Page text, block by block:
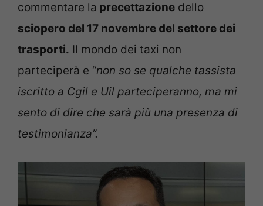
commentare la precettazione dello
sciopero del 17 novembre del settore dei
trasporti. Il mondo dei taxi non
parteciperà e “non so se qualche tassista
iscritto a Cgil e Uil parteciperanno, ma mi
sento di dire che sarà più una presenza di
testimonianza”.